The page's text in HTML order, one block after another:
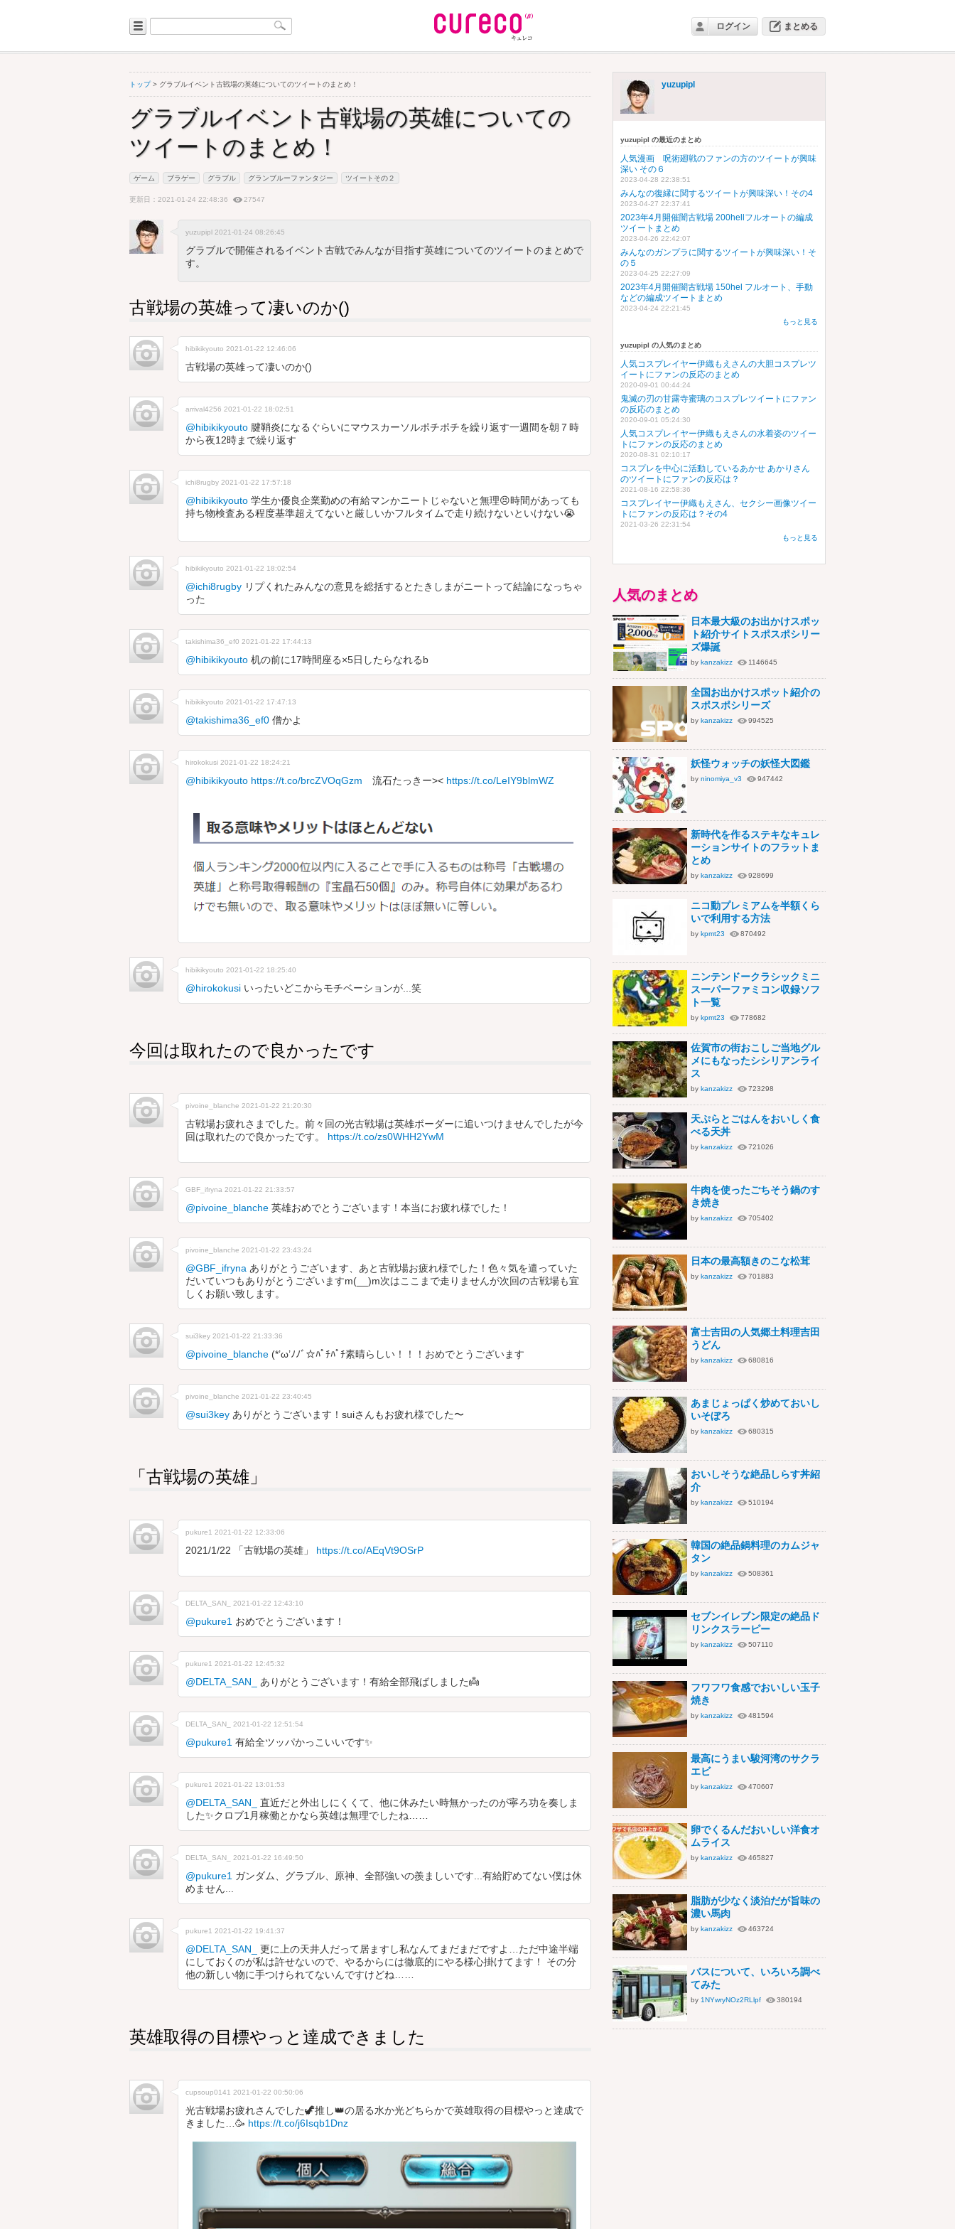
ログイン まとめる
トップ> グラブルイベント古戦場の英雄についてのツイートのまとめ！
グラブルイベント古戦場の英雄についての
ツイートのまとめ！
ゲーム ブラゲー グラブル グランブルーファンタジー ツイートその２
更新日：2021-01-24 22:48:36 27547
yuzupipl 2021-01-24 08:26:45
グラブルで開催されるイベント古戦でみんなが目指す英雄についてのツイートのまとめで
す。
古戦場の英雄って凄いのか()
hibikikyouto 2021-01-22 12:46:06
古戦場の英雄って凄いのか()
arrival4256 2021-01-22 18:02:51
@hibikikyouto 腱鞘炎になるぐらいにマウスカーソルポチポチを繰り返す一週間を朝７時
から夜12時まで繰り返す
ichi8rugby 2021-01-22 17:57:18
@hibikikyouto 学生か優良企業勤めの有給マンかニートじゃないと無理😣時間があっても
持ち物検査ある程度基準超えてないと厳しいかフルタイムで走り続けないといけない😭
hibikikyouto 2021-01-22 18:02:54
@ichi8rugby リプくれたみんなの意見を総括するとたきしまがニートって結論になっちゃ
った
takishima36_ef0 2021-01-22 17:44:13
@hibikikyouto 机の前に17時間座る×5日したらなれるb
hibikikyouto 2021-01-22 17:47:13
@takishima36_ef0 僧かよ
hirokokusi 2021-01-22 18:24:21
@hibikikyouto https://t.co/brcZVOqGzm 流石たっきー>< https://t.co/LeIY9blmWZ
hibikikyouto 2021-01-22 18:25:40
@hirokokusi いったいどこからモチベーションが...笑
今回は取れたので良かったです
pivoine_blanche 2021-01-22 21:20:30
古戦場お疲れさまでした。前々回の光古戦場は英雄ボーダーに追いつけませんでしたが今
回は取れたので良かったです。 https://t.co/zs0WHH2YwM
GBF_ifryna 2021-01-22 21:33:57
@pivoine_blanche 英雄おめでとうございます！本当にお疲れ様でした！
pivoine_blanche 2021-01-22 23:43:24
@GBF_ifryna ありがとうございます、あと古戦場お疲れ様でした！色々気を遣っていた
だいていつもありがとうございますm(__)m次はここまで走りませんが次回の古戦場も宜
しくお願い致します。
sui3key 2021-01-22 21:33:36
@pivoine_blanche (*’ω’ﾉﾉﾞ☆ﾊﾟﾁﾊﾟﾁ素晴らしい！！！おめでとうございます
pivoine_blanche 2021-01-22 23:40:45
@sui3key ありがとうございます！suiさんもお疲れ様でした〜
「古戦場の英雄」
pukure1 2021-01-22 12:33:06
2021/1/22 「古戦場の英雄」 https://t.co/AEqVt9OSrP
DELTA_SAN_ 2021-01-22 12:43:10
@pukure1 おめでとうございます！
pukure1 2021-01-22 12:45:32
@DELTA_SAN_ ありがとうございます！有給全部飛ばしました👼
DELTA_SAN_ 2021-01-22 12:51:54
@pukure1 有給全ツッパかっこいいです✨
pukure1 2021-01-22 13:01:53
@DELTA_SAN_
直近だと外出しにくくて、他に休みたい時無かったのが寧ろ功を奏しま
した✨クロブ1月稼働とかなら英雄は無理でしたね……
DELTA_SAN_ 2021-01-22 16:49:50
@pukure1 ガンダム、グラブル、原神、全部強いの羨ましいです...有給貯めてない僕は休
めません...
pukure1 2021-01-22 19:41:37
@DELTA_SAN_
更に上の天井人だって居ますし私なんてまだまだですよ…ただ中途半端
にしておくのが私は許せないので、やるからには徹底的にやる様心掛けてます！ その分
他の新しい物に手つけられてないんですけどね……
英雄取得の目標やっと達成できました
cupsoup0141 2021-01-22 00:50:06
光古戦場お疲れさんでした🦖推し👑の居る水か光どちらかで英雄取得の目標やっと達成で
きました…🥳 https://t.co/j6Isqb1Dnz
yuzupipl
yuzupipl の最近のまとめ
人気漫画 呪術廻戦のファンの方のツイートが興味
深い その６
2023-04-28 22:38:51
みんなの復縁に関するツイートが興味深い！その4
2023-04-27 22:37:41
2023年4月開催闇古戦場 200hellフルオートの編成
ツイートまとめ
2023-04-26 22:42:07
みんなのガンプラに関するツイートが興味深い！そ
の５
2023-04-25 22:27:09
2023年4月開催闇古戦場 150hel フルオート、手動
などの編成ツイートまとめ
2023-04-24 22:21:45
もっと見る
yuzupipl の人気のまとめ
人気コスプレイヤー伊織もえさんの大胆コスプレツ
イートにファンの反応のまとめ
2020-09-01 00:44:24
鬼滅の刃の甘露寺蜜璃のコスプレツイートにファン
の反応のまとめ
2020-09-01 05:24:30
人気コスプレイヤー伊織もえさんの水着姿のツイー
トにファンの反応のまとめ
2020-08-31 02:10:17
コスプレを中心に活動しているあかせ あかりさん
のツイートにファンの反応は？
2021-08-16 22:58:36
コスプレイヤー伊織もえさん、セクシー画像ツイー
トにファンの反応は？その4
2021-03-26 22:31:54
もっと見る
人気のまとめ
日本最大級のお出かけスポッ
ト紹介サイトスポスポシリー
ズ爆誕
by kanzakizz 1146645
全国お出かけスポット紹介の
スポスポシリーズ
by kanzakizz 994525
妖怪ウォッチの妖怪大図鑑
by ninomiya_v3 947442
新時代を作るステキなキュレ
ーションサイトのフラットま
とめ
by kanzakizz 928699
ニコ動プレミアムを半額くら
いで利用する方法
by kpmt23 870492
ニンテンドークラシックミニ
スーパーファミコン収録ソフ
ト一覧
by kpmt23 778682
佐賀市の街おこしご当地グル
メにもなったシシリアンライ
ス
by kanzakizz 723298
天ぷらとごはんをおいしく食
べる天丼
by kanzakizz 721026
牛肉を使ったごちそう鍋のす
き焼き
by kanzakizz 705402
日本の最高額きのこな松茸
by kanzakizz 701883
富士吉田の人気郷土料理吉田
うどん
by kanzakizz 680816
あまじょっぱく炒めておいし
いそぼろ
by kanzakizz 680315
おいしそうな絶品しらす丼紹
介
by kanzakizz 510194
韓国の絶品鍋料理のカムジャ
タン
by kanzakizz 508361
セブンイレブン限定の絶品ド
リンクスラーピー
by kanzakizz 507110
フワフワ食感でおいしい玉子
焼き
by kanzakizz 481594
最高にうまい駿河湾のサクラ
エビ
by kanzakizz 470607
卵でくるんだおいしい洋食オ
ムライス
by kanzakizz 465827
脂肪が少なく淡泊だが旨味の
濃い馬肉
by kanzakizz 463724
バスについて、いろいろ調べ
てみた
by 1NYwryNOz2RLlpf 380194